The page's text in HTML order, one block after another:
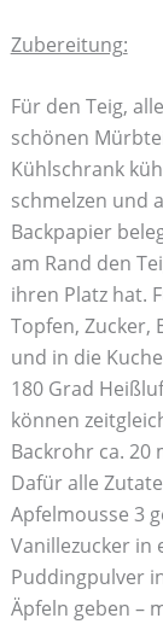
Zubereitung:
Für den Teig,
schönen
Kühlschrank
schmelzen und
Backpapier
am Rand den
ihren Platz hat.
Topfen, Zucker,
und in die
180 Grad
können
Backrohr ca. 20
Dafür alle
Apfelmousse 3
Vanillezucker in
Puddingpulver
Äpfeln geben –